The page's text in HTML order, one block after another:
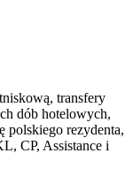
transfery
dób hotelowych,
polskiego rezydenta,
CP, Assistance i